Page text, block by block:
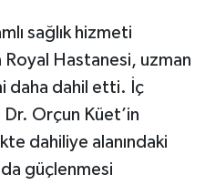
sağlık hizmeti
Royal Hastanesi, uzman
daha dahil etti. İç
Dr. Orçun Küet’in
dahiliye alanındaki
güçlenmesi